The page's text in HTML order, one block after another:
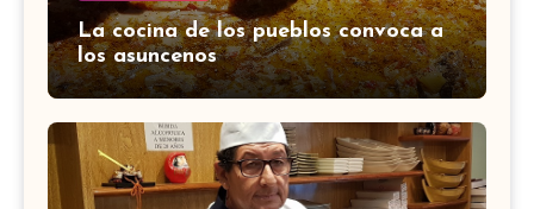
La cocina de los pueblos convoca a
los asuncenos